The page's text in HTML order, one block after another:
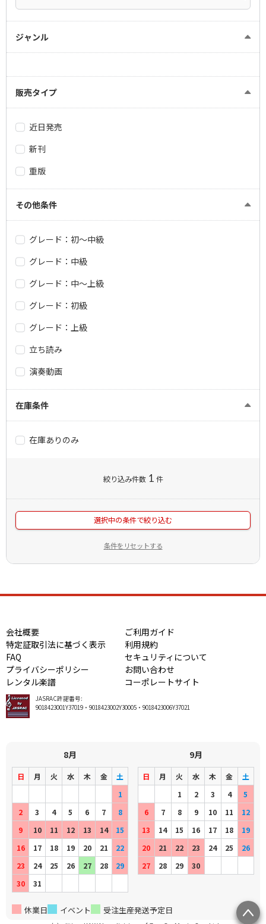
ジャンル
販売タイプ
近日発売
新刊
重版
その他条件
グレード：初～中級
グレード：中級
グレード：中～上級
グレード：初級
グレード：上級
立ち読み
演奏動画
在庫条件
在庫ありのみ
絞り込み件数 1 件
選択中の条件で絞り込む
条件をリセットする
会社概要
ご利用ガイド
特定証取引法に基づく表示
利用規約
FAQ
セキュリティについて
プライバシーポリシー
お問い合わせ
レンタル楽譜
コーポレートサイト
JASRAC許諾番号:
9018423001Y37019・9018423002Y30005・9018423006Y37021
8月
日 月 火 水 木 金
土
1
2
3 4 5 6 7
8
9
10 11 12 13 14
15
16
17 18 19 20 21
22
23
24 25 26 27 28
29
30
31
9月
日 月 火 水 木 金
土
1
2 3 4
5
6
7 8 9 10 11
12
13
14 15 16 17 18
19
20
21 22 23 24 25
26
27
28 29 30
休業日 イベント 受注生産発送予定日